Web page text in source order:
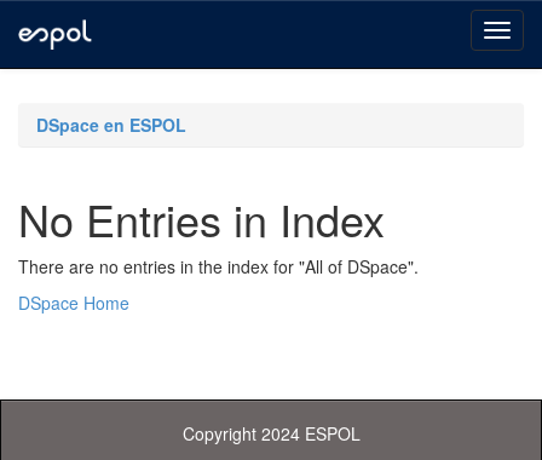
navigationDSpace en ESPOL
No Entries in Index
There are no entries in the index for "All of DSpace".
DSpace Home
Copyright 2024 ESPOL